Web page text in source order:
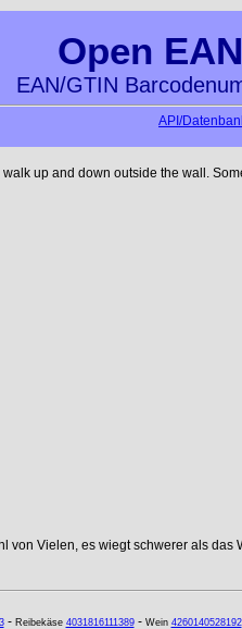
Open
EAN/GTIN
API/
up and down outside the wall.
Vielen, es wiegt schwerer als
- Reibekäse 4031816111389- Wein 4260140528192